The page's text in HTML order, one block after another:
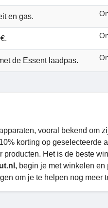
en gas.
de Essent laadpas.
vooral bekend om
korting op geselecteerde
Het is de beste
begin je met winkelen
om je te helpen nog meer